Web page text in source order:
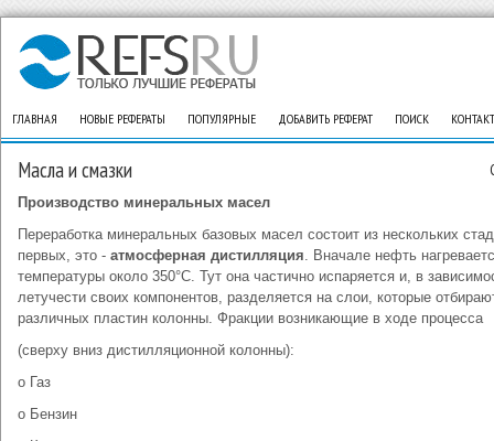
ГЛАВНАЯ НОВЫЕ РЕФЕРАТЫ ПОПУЛЯРНЫЕ ДОБАВИТЬ РЕФЕРАТ ПОИСК
Масла и смазки
Производство минеральных масел
Переработка минеральных базовых масел состоит из нескольких
первых, это - атмосферная дистилляция. Вначале нефть
температуры около 350°C. Тут она частично испаряется и, в
летучести своих компонентов, разделяется на слои, которые
различных пластин колонны. Фракции возникающие в ходе процесса
(сверху вниз дистилляционной колонны):
o Газ
o Бензин